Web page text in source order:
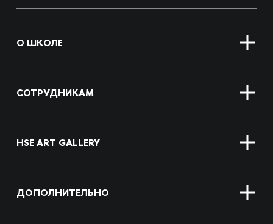
О ШКОЛЕ
СОТРУДНИКАМ
HSE ART GALLERY
ДОПОЛНИТЕЛЬНО